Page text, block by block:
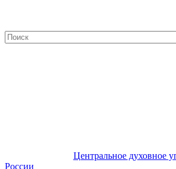
Центральное духовное
России